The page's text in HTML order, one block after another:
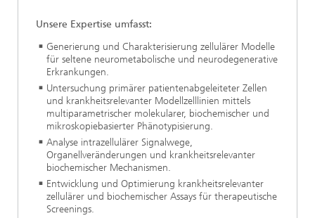
Unsere Expertise umfasst:
Generierung und Charakterisierung zellulärer Modelle
für seltene neurometabolische und neurodegenerative
Erkrankungen.
Untersuchung primärer patientenabgeleiteter Zellen
und krankheitsrelevanter Modellzelllinien mittels
multiparametrischer molekularer, biochemischer und
mikroskopiebasierter Phänotypisierung.
Analyse intrazellulärer Signalwege,
Organellveränderungen und krankheitsrelevanter
biochemischer Mechanismen.
Entwicklung und Optimierung krankheitsrelevanter
zellulärer und biochemischer Assays für therapeutische
Screenings.